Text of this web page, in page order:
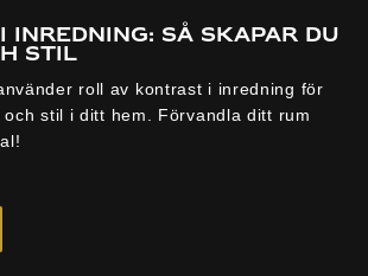
så skapar du
stil
roll av kontrast i inredning för
stil i ditt hem. Förvandla ditt rum